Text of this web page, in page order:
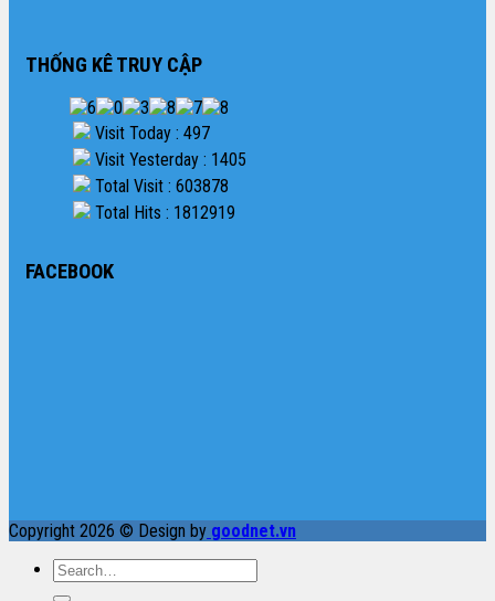
THỐNG KÊ TRUY CẬP
Visit Today : 497
Visit Yesterday : 1405
Total Visit : 603878
Total Hits : 1812919
FACEBOOK
Copyright 2026 © Design by goodnet.vn
Search
for: